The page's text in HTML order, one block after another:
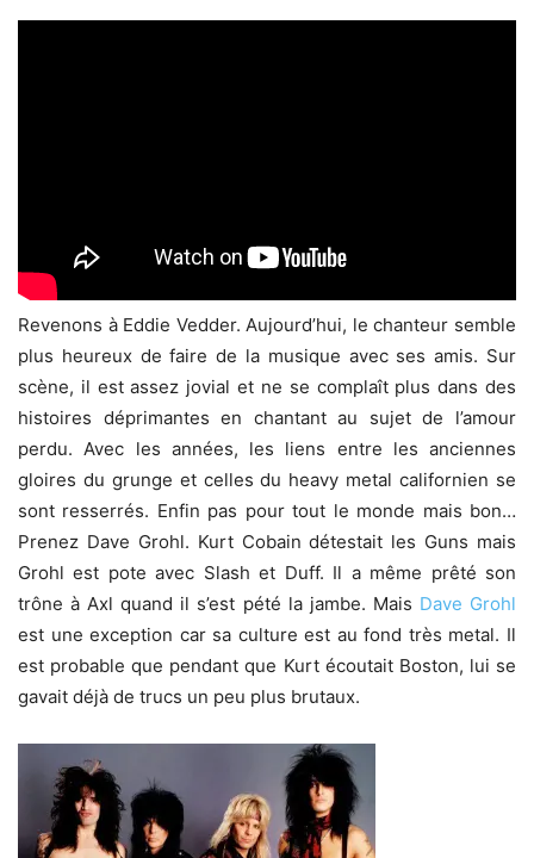
Revenons à Eddie Vedder. Aujourd’hui, le chanteur semble
plus heureux de faire de la musique avec ses amis. Sur
scène, il est assez jovial et ne se complaît plus dans des
histoires déprimantes en chantant au sujet de l’amour
perdu. Avec les années, les liens entre les anciennes
gloires du grunge et celles du heavy metal californien se
sont resserrés. Enfin pas pour tout le monde mais bon…
Prenez Dave Grohl. Kurt Cobain détestait les Guns mais
Grohl est pote avec Slash et Duff. Il a même prêté son
trône à Axl quand il s’est pété la jambe. Mais Dave Grohl
est une exception car sa culture est au fond très metal. Il
est probable que pendant que Kurt écoutait Boston, lui se
gavait déjà de trucs un peu plus brutaux.